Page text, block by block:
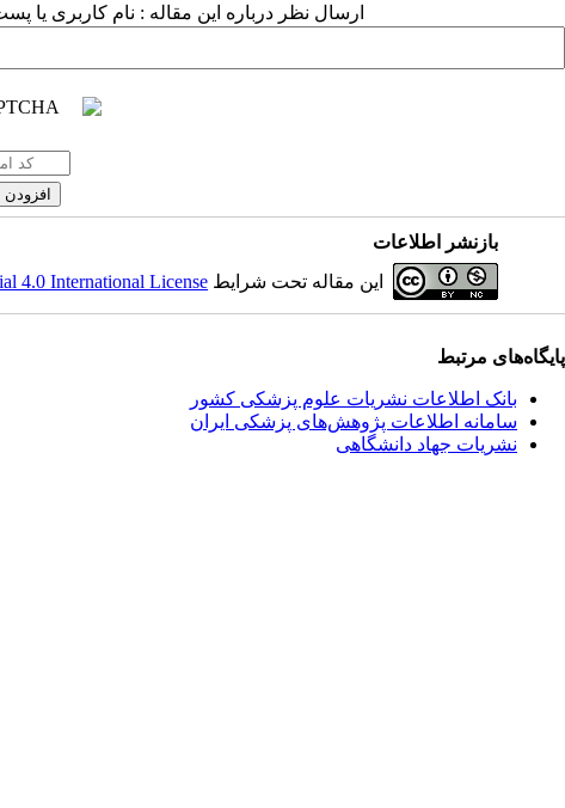
ارسال نظر درباره این مقاله : نام کاربری یا
بازنشر اطلاعات
این مقاله تحت شرایط 4.0 International License
پایگاه‌های مرتبط
بانک اطلاعات نشریات علوم پزشکی کشور
سامانه اطلاعات پژوهش‌های پزشکی ایران
نشریات جهاد دانشگاهی